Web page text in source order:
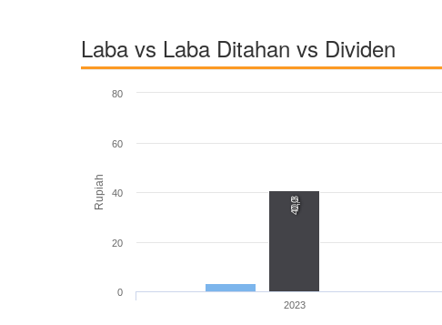
Laba vs Laba Ditahan vs Dividen
Rupiah 40,8
0,0
2023
0
20
40
60
80